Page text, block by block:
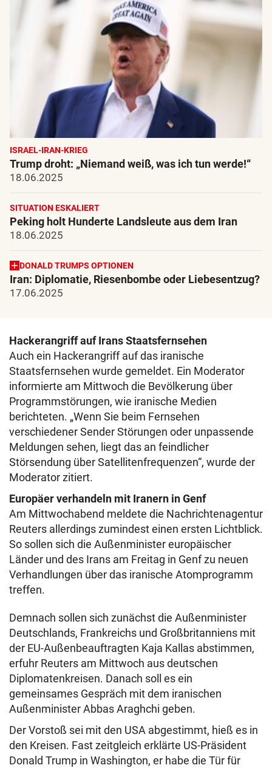
ISRAEL-IRAN-KRIEG
Trump droht: „Niemand weiß, was ich tun werde!“
18.06.2025
SITUATION ESKALIERT
Peking holt Hunderte Landsleute aus dem Iran
18.06.2025
DONALD TRUMPS OPTIONEN
Iran: Diplomatie, Riesenbombe oder Liebesentzug?
17.06.2025
Hackerangriff auf Irans Staatsfernsehen
Auch ein Hackerangriff auf das iranische
Staatsfernsehen wurde gemeldet. Ein Moderator
informierte am Mittwoch die Bevölkerung über
Programmstörungen, wie iranische Medien
berichteten. „Wenn Sie beim Fernsehen
verschiedener Sender Störungen oder unpassende
Meldungen sehen, liegt das an feindlicher
Störsendung über Satellitenfrequenzen“, wurde der
Moderator zitiert.
Europäer verhandeln mit Iranern in Genf
Am Mittwochabend meldete die Nachrichtenagentur
Reuters allerdings zumindest einen ersten Lichtblick.
So sollen sich die Außenminister europäischer
Länder und des Irans am Freitag in Genf zu neuen
Verhandlungen über das iranische Atomprogramm
treffen.
Demnach sollen sich zunächst die Außenminister
Deutschlands, Frankreichs und Großbritanniens mit
der EU-Außenbeauftragten Kaja Kallas abstimmen,
erfuhr Reuters am Mittwoch aus deutschen
Diplomatenkreisen. Danach soll es ein
gemeinsames Gespräch mit dem iranischen
Außenminister Abbas Araghchi geben.
Der Vorstoß sei mit den USA abgestimmt, hieß es in
den Kreisen. Fast zeitgleich erklärte US-Präsident
Donald Trump in Washington, er habe die Tür für